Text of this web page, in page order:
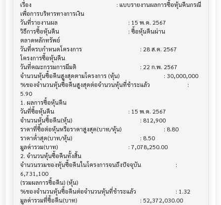
เรื่อง                                  			 : แบบรายงานผลการซื้อหุ้นคืนกรณี
เพื่อการบริหารทางการเงิน
วันที่รายงานผล                          			 : 15 พ.ค. 2567
วิธีการซื้อหุ้นคืน                           			 : ซื้อหุ้นคืนผ่าน
ตลาดหลักทรัพย์
วันที่ครบกำหนดโครงการ                   			 : 28 ส.ค. 2567
โครงการซื้อหุ้นคืน
วันที่คณะกรรมการมีมติ                     			 : 22 ก.พ. 2567
จำนวนหุ้นซื้อคืนสูงสุดตามโครงการ (หุ้น)        			 : 30,000,000
%ของจำนวนหุ้นซื้อคืนสูงสุดต่อจำนวนหุ้นที่ชำระแล้ว  			 :
5.90
1. ผลการซื้อหุ้นคืน
วันที่ซื้อหุ้นคืน                            			 : 15 พ.ค. 2567
จำนวนหุ้นซื้อคืน(หุ้น)                       			 : 812,900
ราคาที่ซื้อต่อหุ้นหรือราคาสูงสุด(บาท/หุ้น)        			 : 8.80
ราคาต่ำสุด(บาท/หุ้น)                      			 : 8.50
มูลค่ารวม(บาท)                          			 : 7,078,250.00
2. จำนวนหุ้นซื้อคืนทั้งสิ้น
จำนวนรวมของหุ้นซื้อคืนในโครงการจนถึงปัจจุบัน 			 :
6,731,100
(รวมผลการซื้อคืน) (หุ้น)
%ของจำนวนหุ้นซื้อคืนต่อจำนวนหุ้นที่ชำระแล้ว      			 : 1.32
มูลค่ารวมที่ซื้อคืน(บาท)                     			 : 52,372,030.00